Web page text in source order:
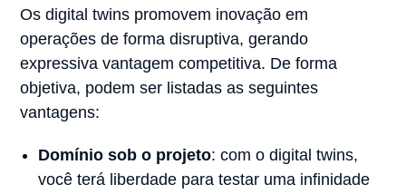
Os digital twins promovem inovação em
operações de forma disruptiva, gerando
expressiva vantagem competitiva. De forma
objetiva, podem ser listadas as seguintes
vantagens:
Domínio sob o projeto: com o digital twins,
você terá liberdade para testar uma infinidade